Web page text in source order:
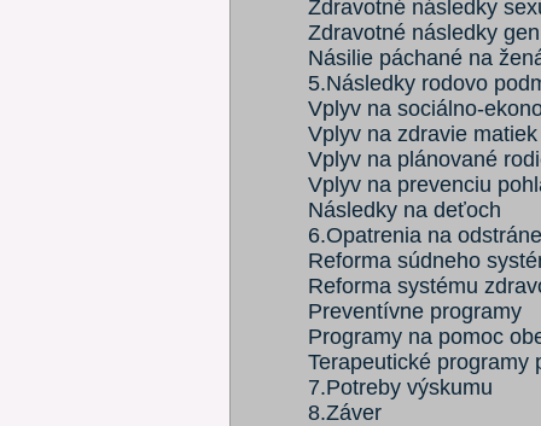
Zdravotné následky
Zdravotné následky
Násilie páchané na
5.Následky rodovo
Vplyv na sociálno-
Vplyv na zdravie matiek
Vplyv na plánované
Vplyv na prevenciu
Následky na deťoch
6.Opatrenia na
Reforma súdneho
Reforma systému
Preventívne programy
Programy na pomoc
Terapeutické programy
7.Potreby výskumu
8.Záver